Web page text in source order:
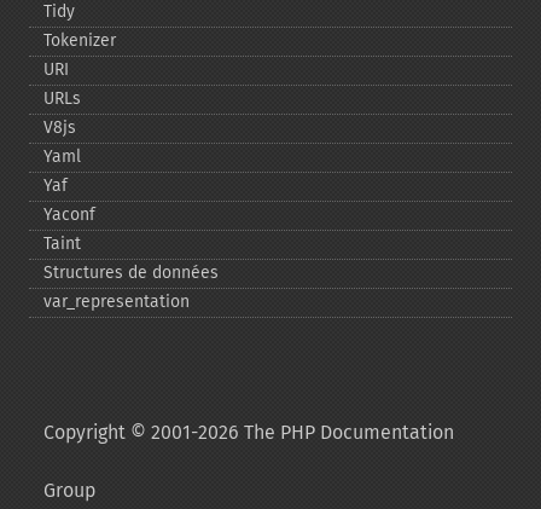
Tidy
Tokenizer
URI
URLs
V8js
Yaml
Yaf
Yaconf
Taint
Structures de données
var_​representation
Copyright © 2001-2026 The PHP Documentation
Group